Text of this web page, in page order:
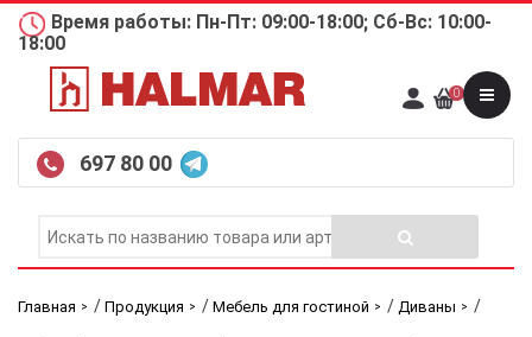
Время работы: Пн-Пт: 09:00-18:00; Сб-Вс: 10:00-
18:00
697 80 00
0
Главная / Продукция / Мебель для гостиной / Диваны /